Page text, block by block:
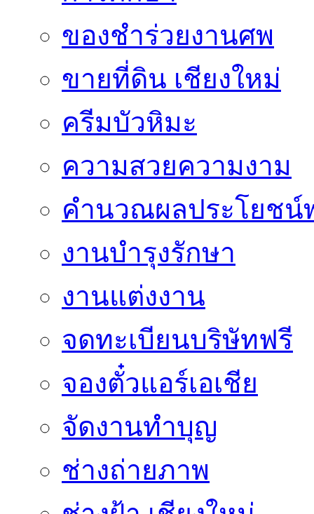
ของชำร่วยงานศพ
ขายที่ดิน เชียงใหม่
ครีมบัวหิมะ
ความสวยความงาม
คำนวณผลประโยชน์
งานบำรุงรักษา
งานแต่งงาน
จดทะเบียนบริษัทฟรี
จองตั๋วแอร์เอเชีย
จัดงานทำบุญ
ช่างถ่ายภาพ